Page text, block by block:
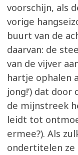
voorschijn, als
vorige
buurt van de
daarvan: de
van de vijver
hartje ophalen
jong!’) dat door
de mijnstreek
leidt tot
ermee?). Als
ondertitelen ze